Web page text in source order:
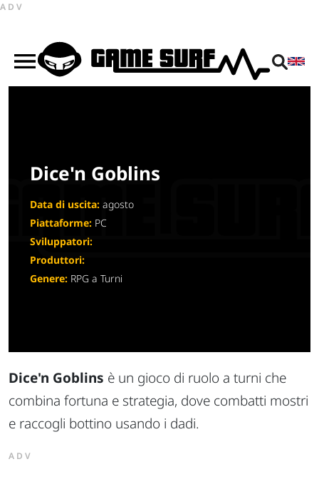
ADV
Dice'n Goblins
Data di uscita: agosto
Piattaforme: PC
Sviluppatori:
Produttori:
Genere: RPG a Turni
Dice'n Goblins è un gioco di ruolo a turni che
combina fortuna e strategia, dove combatti mostri
e raccogli bottino usando i dadi.
ADV